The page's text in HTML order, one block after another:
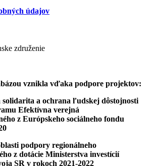
údajov
združenie
vznikla vďaka podpore projektov:
solidarita a ochrana ľudskej dôstojnosti
Efektívna verejná
z Európskeho sociálneho fondu
podpory regionálneho
z dotácie Ministerstva investícií
SR v rokoch 2021-2022